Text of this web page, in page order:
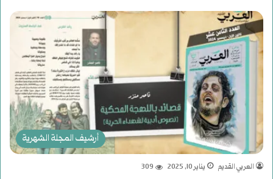
أرشيف المجلة الشهرية
العربي القديم يناير 10, 2025 309